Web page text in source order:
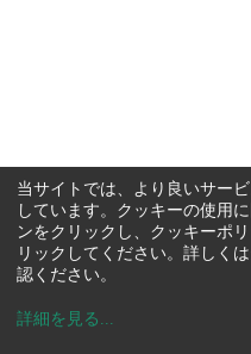
当サイトでは、より良いサー
しています。クッキーの使用
ンをクリックし、クッキーポ
リックしてください。詳しく
認ください。
詳細を見る ...